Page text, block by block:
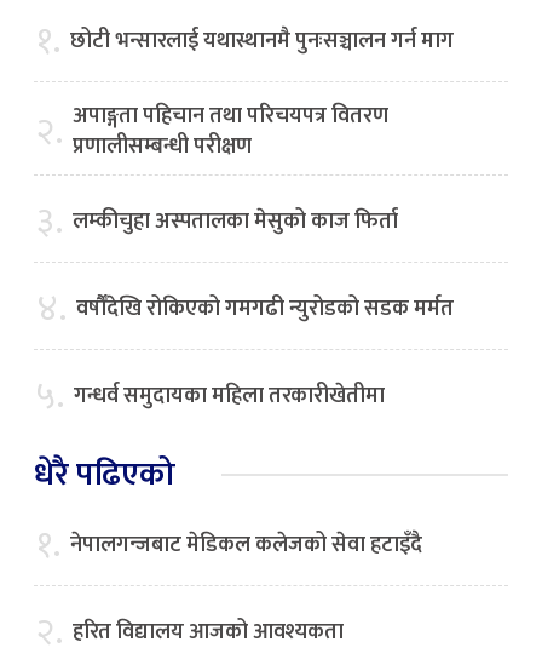
१. छोटी भन्सारलाई यथास्थानमै पुनःसञ्चालन गर्न माग
२. अपाङ्गता पहिचान तथा परिचयपत्र वितरण
प्रणालीसम्बन्धी परीक्षण
३. लम्कीचुहा अस्पतालका मेसुको काज फिर्ता
४. वर्षौँदेखि रोकिएको गमगढी न्युरोडको सडक मर्मत
५. गन्धर्व समुदायका महिला तरकारीखेतीमा
धेरै पढिएको
१. नेपालगन्जबाट मेडिकल कलेजको सेवा हटाइँदै
२. हरित विद्यालय आजको आवश्यकता